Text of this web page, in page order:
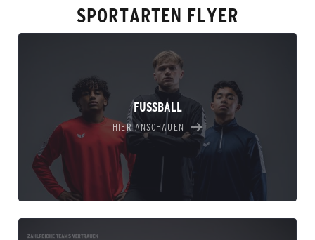
SPORTARTEN FLYER
FUSSBALL
HIER ANSCHAUEN